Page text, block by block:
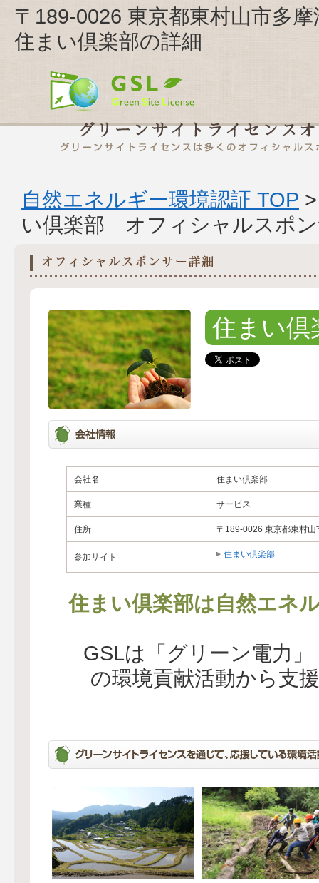
〒189-0026 東京都東村山市多
住まい倶楽部の詳細
自然エネルギー環境認証 TOP
い倶楽部 オフィシャルスポ
住まい倶
会社名 住まい倶楽部
業種 サービス
住所 〒189-0026 東京都東村山
参加サイト 住まい倶楽部
住まい倶楽部は自然エネ
GSLは「グリーン電力
の環境貢献活動から支